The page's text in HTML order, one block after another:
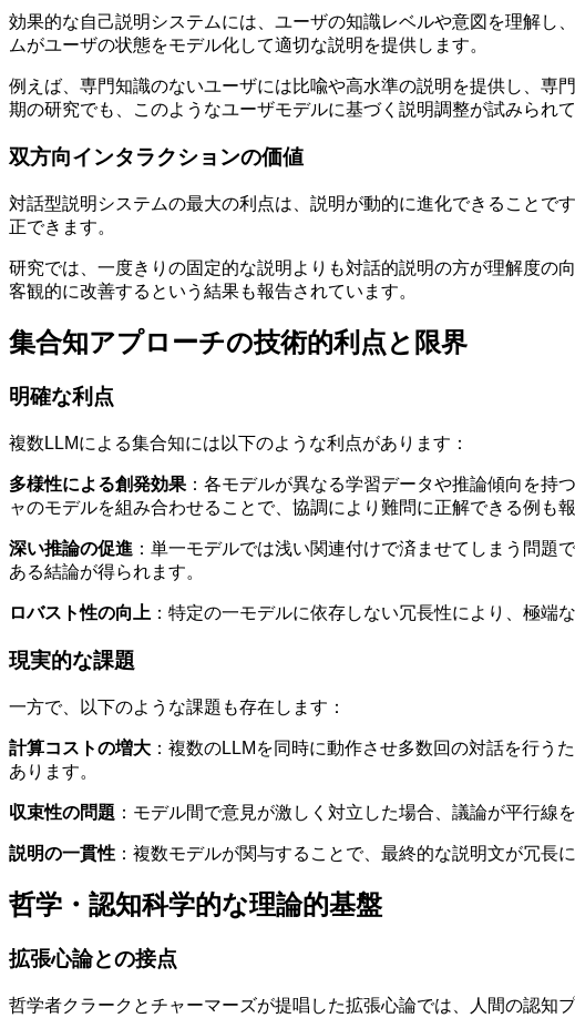
効果的な自己説明システムには、ユーザの知識レベルや意図を理解し
ムがユーザの状態をモデル化して適切な説明を提供します。
例えば、専門知識のないユーザには比喩や高水準の説明を提供し、
期の研究でも、このようなユーザモデルに基づく説明調整が試みられて
双方向インタラクションの価値
対話型説明システムの最大の利点は、説明が動的に進化できることで
正できます。
研究では、一度きりの固定的な説明よりも対話的説明の方が理解度の
客観的に改善するという結果も報告されています。
集合知アプローチの技術的利点と限界
明確な利点
複数LLMによる集合知には以下のような利点があります：
多様性による創発効果 ：各モデルが異なる学習データや推論傾向を
ャのモデルを組み合わせることで、協調により難問に正解できる例も
深い推論の促進 ：単一モデルでは浅い関連付けで済ませてしまう問
ある結論が得られます。
ロバスト性の向上 ：特定の一モデルに依存しない冗長性により、極端
現実的な課題
一方で、以下のような課題も存在します：
計算コストの増大 ：複数のLLMを同時に動作させ多数回の対話を行
あります。
収束性の問題 ：モデル間で意見が激しく対立した場合、議論が平行線
説明の一貫性 ：複数モデルが関与することで、最終的な説明文が冗長
哲学・認知科学的な理論的基盤
拡張心論との接点
哲学者クラークとチャーマーズが提唱した拡張心論では、人間の認知